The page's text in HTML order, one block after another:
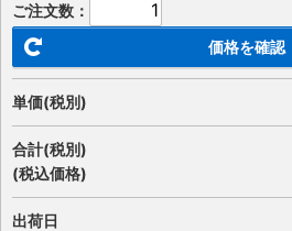
ご注文数：
価格を確認
単価(税別)
合計(税別)
(税込価格)
出荷日